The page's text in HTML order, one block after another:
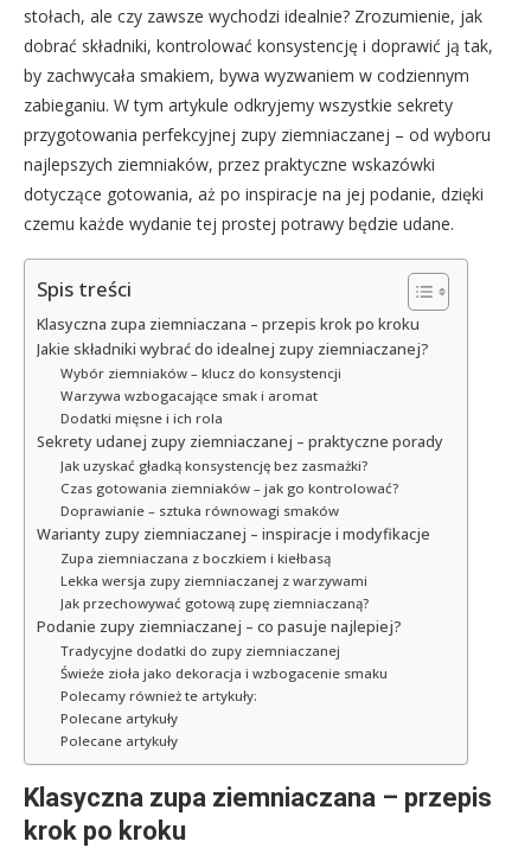
stołach, ale czy zawsze wychodzi idealnie? Zrozumienie, jak
dobrać składniki, kontrolować konsystencję i doprawić ją tak,
by zachwycała smakiem, bywa wyzwaniem w codziennym
zabieganiu. W tym artykule odkryjemy wszystkie sekrety
przygotowania perfekcyjnej zupy ziemniaczanej – od wyboru
najlepszych ziemniaków, przez praktyczne wskazówki
dotyczące gotowania, aż po inspiracje na jej podanie, dzięki
czemu każde wydanie tej prostej potrawy będzie udane.
Spis treści
Klasyczna zupa ziemniaczana – przepis krok po kroku
Jakie składniki wybrać do idealnej zupy ziemniaczanej?
Wybór ziemniaków – klucz do konsystencji
Warzywa wzbogacające smak i aromat
Dodatki mięsne i ich rola
Sekrety udanej zupy ziemniaczanej – praktyczne porady
Jak uzyskać gładką konsystencję bez zasmażki?
Czas gotowania ziemniaków – jak go kontrolować?
Doprawianie – sztuka równowagi smaków
Warianty zupy ziemniaczanej – inspiracje i modyfikacje
Zupa ziemniaczana z boczkiem i kiełbasą
Lekka wersja zupy ziemniaczanej z warzywami
Jak przechowywać gotową zupę ziemniaczaną?
Podanie zupy ziemniaczanej – co pasuje najlepiej?
Tradycyjne dodatki do zupy ziemniaczanej
Świeże zioła jako dekoracja i wzbogacenie smaku
Polecamy również te artykuły:
Polecane artykuły
Polecane artykuły
Klasyczna zupa ziemniaczana – przepis
krok po kroku